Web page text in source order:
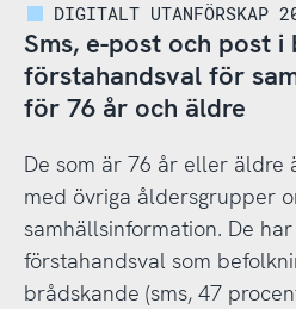
DIGITALT UTANFÖRSKAP
Sms, e-post och post i
förstahandsval för
för 76 år och äldre
De som är 76 år eller äldre
med övriga åldersgrupper
samhällsinformation. De
förstahandsval som
brådskande (sms, 47